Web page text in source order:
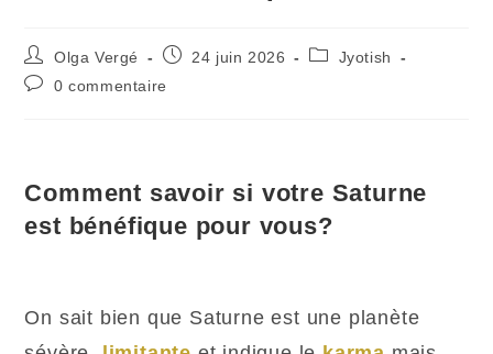
Olga Vergé 24 juin 2026
Jyotish
0 commentaire
Comment savoir si votre Saturne
est bénéfique pour vous?
On sait bien que Saturne est une planète